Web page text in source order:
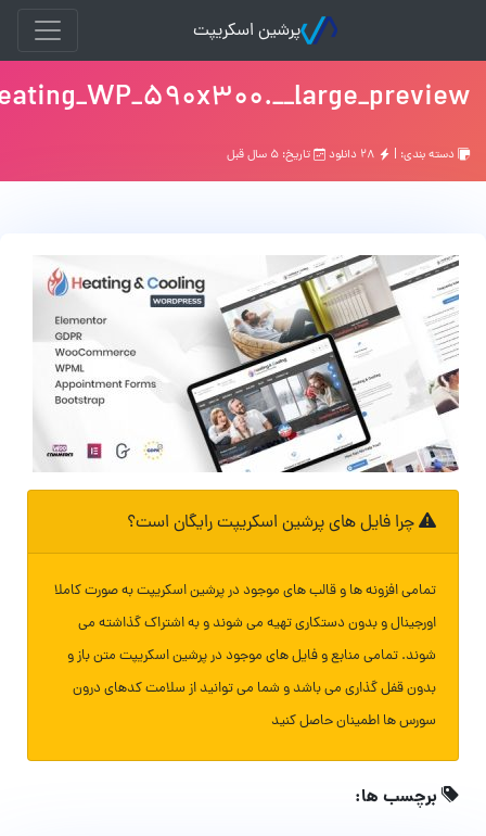
پرشین اسکریپت
دسته بندی: | ۲۸ دانلود تاریخ: ۵ سال قبل
چرا فایل های پرشین اسکریپت رایگان است؟
تمامی افزونه ها و قالب های موجود در پرشین اسکریپت به صورت کاملا
اورجینال و بدون دستکاری تهیه می شوند و به اشتراک گذاشته می
شوند. تمامی منابع و فایل های موجود در پرشین اسکریپت متن باز و
بدون قفل گذاری می باشد و شما می توانید از سلامت کدهای درون
سورس ها اطمینان حاصل کنید
برچسب ها: